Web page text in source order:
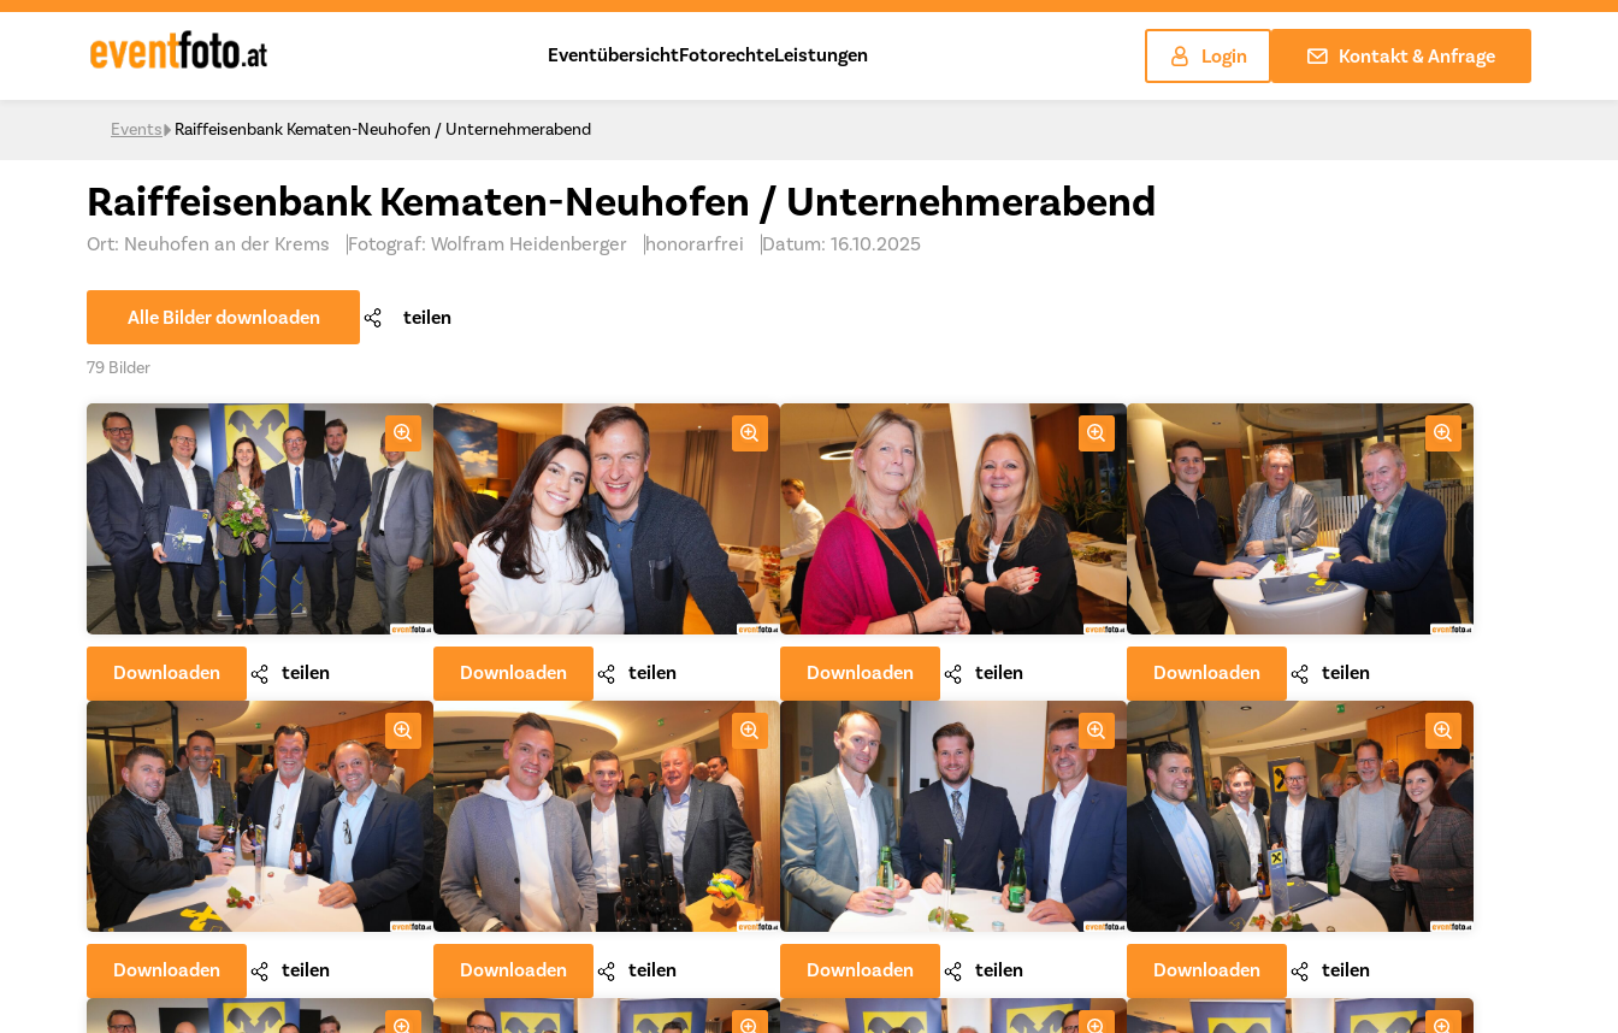
Skip to content
EventübersichtFotorechteLeistungen Login Kontakt & Anfrage
Events Raiffeisenbank Kematen-Neuhofen / Unternehmerabend
Raiffeisenbank Kematen-Neuhofen / Unternehmerabend
Ort: Neuhofen an der Krems Fotograf: Wolfram Heidenberger honorarfrei Datum: 16.10.2025
Alle Bilder downloaden teilen
79 Bilder
Downloaden teilen Downloaden teilen Downloaden teilen Downloaden teilen
Downloaden teilen Downloaden teilen Downloaden teilen Downloaden teilen